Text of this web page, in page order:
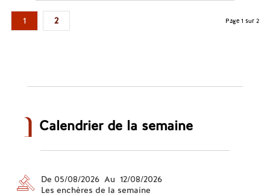
1 2 Page 1 sur 2
Calendrier de la semaine
De 05/08/2026 Au 12/08/2026
Les enchères de la semaine